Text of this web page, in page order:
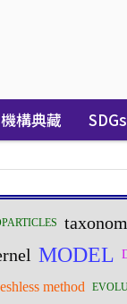
機構典藏 SDGs